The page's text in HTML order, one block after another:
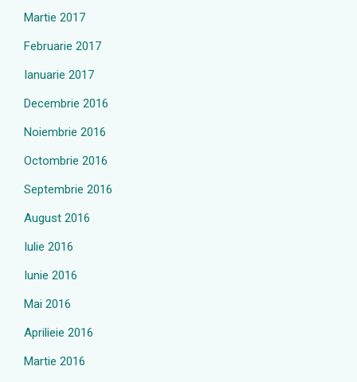
Martie 2017
Februarie 2017
Ianuarie 2017
Decembrie 2016
Noiembrie 2016
Octombrie 2016
Septembrie 2016
August 2016
Iulie 2016
Iunie 2016
Mai 2016
Aprilieie 2016
Martie 2016